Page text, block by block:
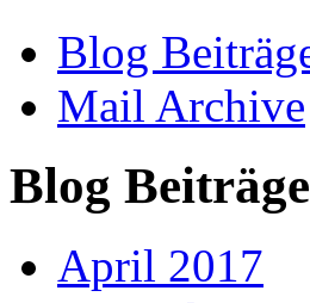
Blog
Mail Archive
Blog Beiträge
April 2017